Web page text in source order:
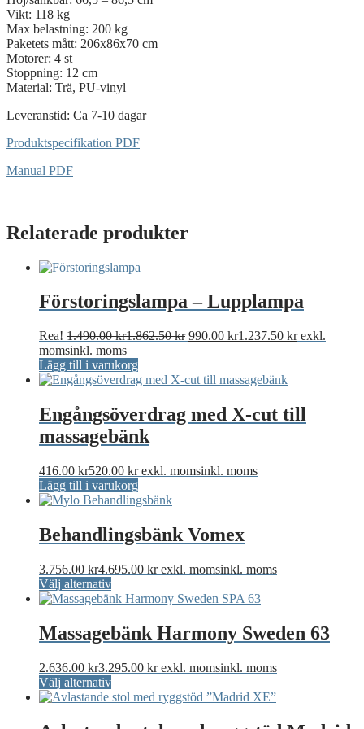
Vikt: 118 kg
Max belastning: 200 kg
Paketets mått: 206x86x70 cm
Motorer: 4 st
Stoppning: 12 cm
Material: Trä, PU-vinyl
Leveranstid: Ca 7-10 dagar
Produktspecifikation PDF
Manual PDF
Relaterade produkter
Förstoringslampa – Lupplampa
Rea! 1.490.00kr1.862.50kr Det
var:
990.00 kr1.237.50 krDet
exkl.
momsinkl. moms
Lägg till i varukorg
Engångsöverdrag med X-cut till
massagebänk
416.00 kr520.00 kr exkl. momsinkl. moms
Lägg till i varukorg
Behandlingsbänk Vomex
3.756.00 kr4.695.00 kr exkl. momsinkl. moms
Välj alternativDen
här
har
flera
De
olika
alternativen
Massagebänk Harmony Sweden 63
2.636.00 kr3.295.00 kr exkl. momsinkl. moms
Välj alternativDen
här
har